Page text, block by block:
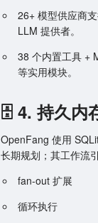
26+ 模型供应商
LLM 提供者。
38 个内置工具 +
等实用模块。
🗄️ 4. 持久内
OpenFang 使用
长期规划；其工作流
fan-out 扩展
循环执行